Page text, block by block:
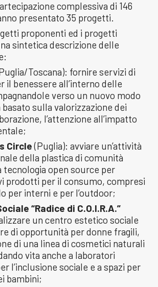
complessiva di 146
presentato 35 progetti.
proponenti ed i progetti
sintetica descrizione delle
Toscana): fornire servizi di
il benessere all’interno delle
verso un nuovo modo
sulla valorizzazione dei
l’attenzione all’impatto
Circle(Puglia): avviare un’attività
della plastica di comunità
tecnologia open source per
prodotti per il consumo, compresi
per interni e per l’outdoor;
“Radice di C.O.I.R.A.”
un centro estetico sociale
di opportunità per donne fragili,
di una linea di cosmetici naturali
vita anche a laboratori
l’inclusione sociale e a spazi per
bambini;